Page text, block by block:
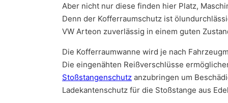
Aber nicht nur diese finden hier Platz,
Denn der Kofferraumschutz ist
VW Arteon zuverlässig in einem guten
Die Kofferraumwanne wird je nach
Die eingenähten Reißverschlüsse
Stoßstangenschutz anzubringen um
Ladekantenschutz für die Stoßstange aus